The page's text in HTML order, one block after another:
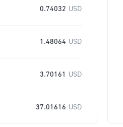
0.74032 USD
1.48064 USD
3.70161 USD
37.01616 USD